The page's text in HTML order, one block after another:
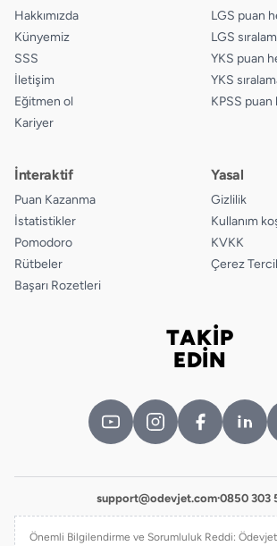
Hakkımızda
Künyemiz
SSS
İletişim
Eğitmen ol
Kariyer
LGS puan
LGS
YKS puan
YKS
KPSS
İnteraktif
Puan Kazanma
İstatistikler
Pomodoro
Rütbeler
Başarı Rozetleri
Yasal
Gizlilik
Kullanım
KVKK
Çerez
TAKİP
EDİN
support@odevjet.com·0850 303
Önemli Bilgilendirme ve Sorumluluk Reddi: